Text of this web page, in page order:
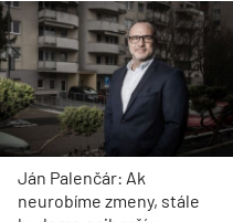
Ján Palenčár: Ak
neurobíme zmeny, stále